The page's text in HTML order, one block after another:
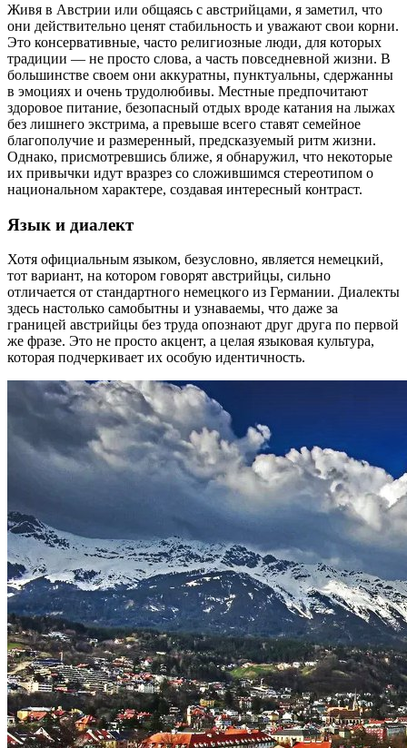
Живя в Австрии или общаясь с австрийцами, я заметил, что
они действительно ценят стабильность и уважают свои корни.
Это консервативные, часто религиозные люди, для которых
традиции — не просто слова, а часть повседневной жизни. В
большинстве своем они аккуратны, пунктуальны, сдержанны
в эмоциях и очень трудолюбивы. Местные предпочитают
здоровое питание, безопасный отдых вроде катания на лыжах
без лишнего экстрима, а превыше всего ставят семейное
благополучие и размеренный, предсказуемый ритм жизни.
Однако, присмотревшись ближе, я обнаружил, что некоторые
их привычки идут вразрез со сложившимся стереотипом о
национальном характере, создавая интересный контраст.
Язык и диалект
Хотя официальным языком, безусловно, является немецкий,
тот вариант, на котором говорят австрийцы, сильно
отличается от стандартного немецкого из Германии. Диалекты
здесь настолько самобытны и узнаваемы, что даже за
границей австрийцы без труда опознают друг друга по первой
же фразе. Это не просто акцент, а целая языковая культура,
которая подчеркивает их особую идентичность.